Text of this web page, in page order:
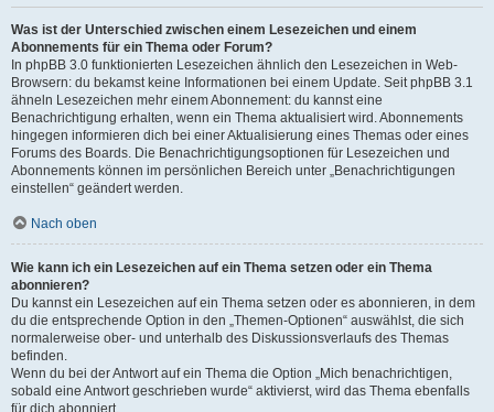
Was ist der Unterschied zwischen einem Lesezeichen und einem
Abonnements für ein Thema oder Forum?
In phpBB 3.0 funktionierten Lesezeichen ähnlich den Lesezeichen in Web-
Browsern: du bekamst keine Informationen bei einem Update. Seit phpBB 3.1
ähneln Lesezeichen mehr einem Abonnement: du kannst eine
Benachrichtigung erhalten, wenn ein Thema aktualisiert wird. Abonnements
hingegen informieren dich bei einer Aktualisierung eines Themas oder eines
Forums des Boards. Die Benachrichtigungsoptionen für Lesezeichen und
Abonnements können im persönlichen Bereich unter „Benachrichtigungen
einstellen“ geändert werden.
Nach oben
Wie kann ich ein Lesezeichen auf ein Thema setzen oder ein Thema
abonnieren?
Du kannst ein Lesezeichen auf ein Thema setzen oder es abonnieren, in dem
du die entsprechende Option in den „Themen-Optionen“ auswählst, die sich
normalerweise ober- und unterhalb des Diskussionsverlaufs des Themas
befinden.
Wenn du bei der Antwort auf ein Thema die Option „Mich benachrichtigen,
sobald eine Antwort geschrieben wurde“ aktivierst, wird das Thema ebenfalls
für dich abonniert.